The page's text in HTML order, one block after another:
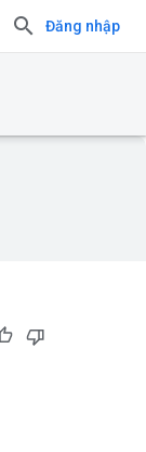
Đăng nhập